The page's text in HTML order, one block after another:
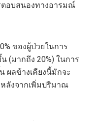
ตอบสนองทางอารมณ์
ของผู้ป่วยในการ
(มากถึง 20%) ในการ
ลข้างเคียงนี้มักจะ
ลังจากเพิ่มปริมาณ